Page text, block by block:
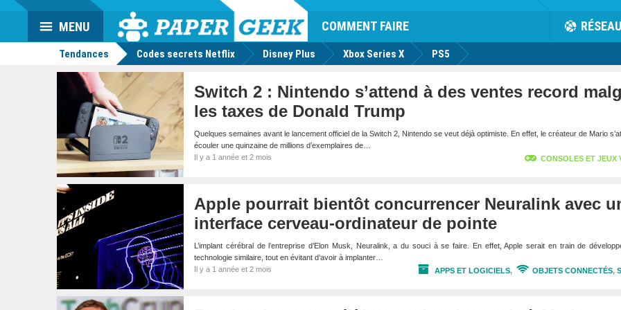
Actu
geek
COMMENT FAIRE RÉSEAU
MENU
Tendances Codes secrets Netflix Disney Plus Xbox Series X PS5
Switch 2 : Nintendo s’attend à des ventes record
les taxes de Donald Trump
Quelques semaines avant le lancement officiel de la Switch 2, Nintendo se veut déjà optimiste. En effet, le créateur de Mario
écouler une quinzaine de millions d’exemplaires de…
Il y a 1 année et 2 mois
CONSOLES ET JEUX
Apple pourrait bientôt concurrencer Neuralink avec
interface cerveau-ordinateur de pointe
L’implant cérébral de l’entreprise d’Elon Musk, Neuralink, a du souci à se faire. En effet, Apple serait en train de
technologie similaire, tout en évitant d’avoir à implanter…
Il y a 1 année et 2 mois
APPS ET LOGICIELS, OBJETS CONNECTÉS,
Dark
Mode